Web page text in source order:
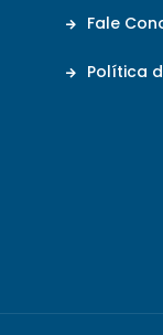
Fale
Política